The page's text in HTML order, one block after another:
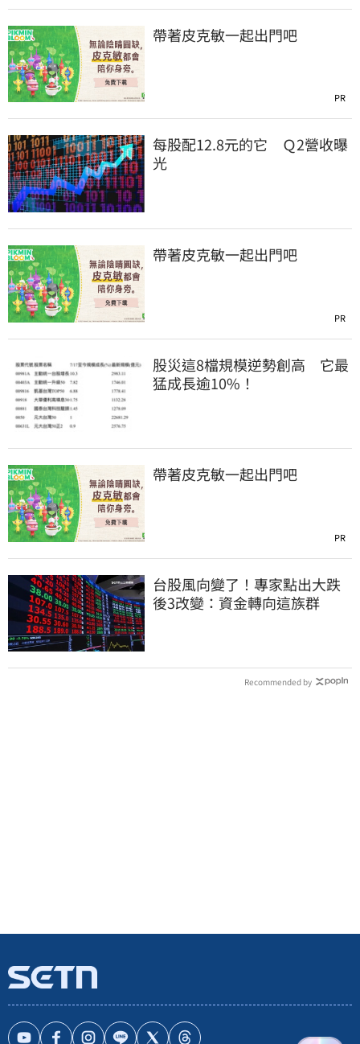
帶著皮克敏一起出門吧
PR
每股配12.8元的它 Ｑ2營收曝
光
帶著皮克敏一起出門吧
PR
股災這8檔規模逆勢創高 它最
猛成長逾10%！
帶著皮克敏一起出門吧
PR
台股風向變了！專家點出大跌
後3改變：資金轉向這族群
Recommended by